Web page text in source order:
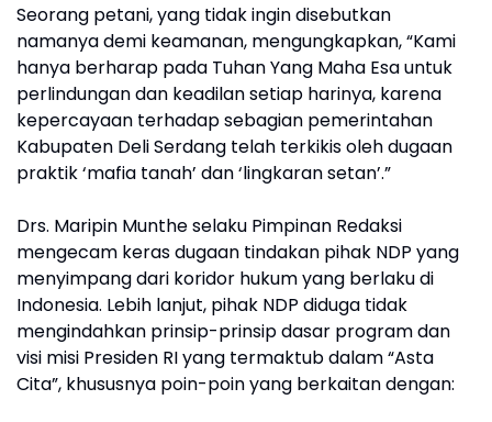
Seorang petani, yang tidak ingin disebutkan
namanya demi keamanan, mengungkapkan, “Kami
hanya berharap pada Tuhan Yang Maha Esa untuk
perlindungan dan keadilan setiap harinya, karena
kepercayaan terhadap sebagian pemerintahan
Kabupaten Deli Serdang telah terkikis oleh dugaan
praktik ‘mafia tanah’ dan ‘lingkaran setan’.”
Drs. Maripin Munthe selaku Pimpinan Redaksi
mengecam keras dugaan tindakan pihak NDP yang
menyimpang dari koridor hukum yang berlaku di
Indonesia. Lebih lanjut, pihak NDP diduga tidak
mengindahkan prinsip-prinsip dasar program dan
visi misi Presiden RI yang termaktub dalam “Asta
Cita”, khususnya poin-poin yang berkaitan dengan: